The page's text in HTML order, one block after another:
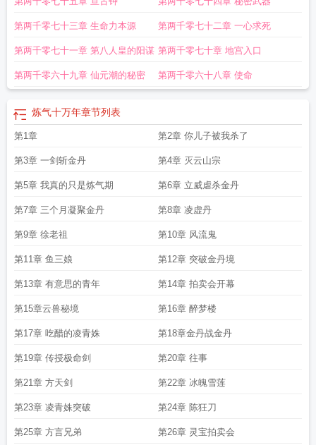
漫炼气十万年动漫在线观看全集免费播放炼气十万年在线观看全集免费播放动
线观看免费完整版
炼气十万年在线 炼气十万年动漫免费观看完整版高清
万年结局是啥炼气十万年实力排名炼气十万年动漫免费炼气十万年一共多少
集炼气十万年特别篇阳极天下炼气十万年战力排行炼气十万年境界等级划
身份 炼气十万年等级划分炼气十万年百度百科
漫炼气十万年女主是谁 炼气十万年徐阳最后什么境界炼气十万年在线观看免
清炼气十万年TXT 炼气十万年男主几个老婆炼气十万年免费观看完整版动
漫炼气十万年在线观看全集免费播放动漫星空
第两千零七十三章 生命力本源 第两千零七十二章 一心求死
第两千零七十一章 第八人皇的阳谋 第两千零七十章 地宫入口
第两千零六十九章 仙元潮的秘密 第两千零六十八章 使命
炼气十万年章节列表
第1章 第2章 你儿子被我杀了
第3章 一剑斩金丹 第4章 灭云山宗
第5章 我真的只是炼气期 第6章 立威虐杀金丹
第7章 三个月凝聚金丹 第8章 凌虚丹
第9章 徐老祖 第10章 风流鬼
第11章 鱼三娘 第12章 突破金丹境
第13章 有意思的青年 第14章 拍卖会开幕
第15章云兽秘境 第16章 醉梦楼
第17章 吃醋的凌青姝 第18章金丹战金丹
第19章 传授极命剑 第20章 往事
第21章 方天剑 第22章 冰魄雪莲
第23章 凌青姝突破 第24章 陈狂刀
第25章 方言兄弟 第26章 灵宝拍卖会